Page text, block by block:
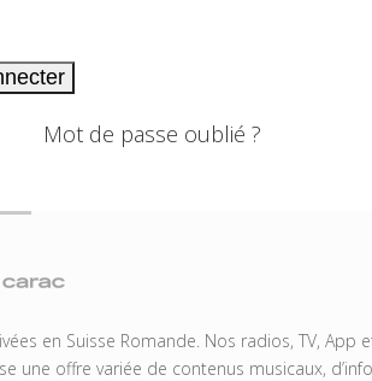
Mot de passe oublié ?
en Suisse Romande. Nos radios, TV, App
une offre variée de contenus musicaux,